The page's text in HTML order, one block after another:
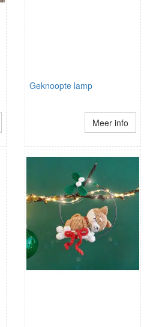
Geknoopte lamp
Meer info